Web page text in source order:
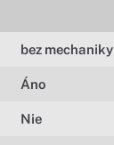
bez mechaniky
Áno
Nie